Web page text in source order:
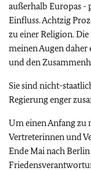
außerhalb Europas -
Einfluss. Achtzig
zu einer Religion.
meinen Augen
und den
Sie sind nicht-
Regierung enger
Um einen Anfang zu
Vertreterinnen und
Ende Mai nach